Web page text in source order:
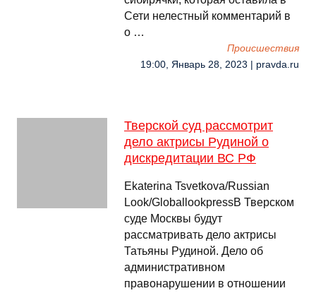
Сети нелестный комментарий в
о …
Происшествия
19:00, Январь 28, 2023 | pravda.ru
Тверской суд рассмотрит
дело актрисы Рудиной о
дискредитации ВС РФ
Ekaterina Tsvetkova/Russian
Look/GloballookpressВ Тверском
суде Москвы будут
рассматривать дело актрисы
Татьяны Рудиной. Дело об
административном
правонарушении в отношении